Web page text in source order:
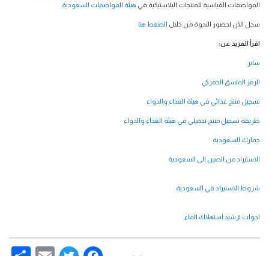
المواصفات القياسية للمنتجات البلاستيكية فيهيئة المواصفات السعودية.
سجل الآن لحضور الندوة من خلالالضغط هنا
اقرأ المزيد عن:
سابر
الرمز المنسق الجمركي
تسجيل منتج غذائي في هيئة الغذاء والدواء
طريقة تسجيل منتج تجميلي في هيئة الغذاء والدواء
جمارك السعودية
الاستيراد من الصين الى السعودية
شروط الاستيراد في السعودية
ادوات ترشيد استهلاك الماء